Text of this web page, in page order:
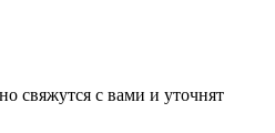
свяжутся с вами и уточнят